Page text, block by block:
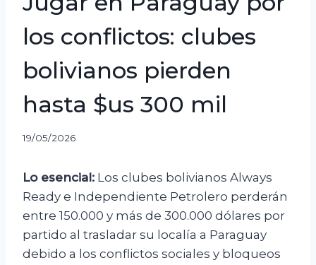
los conflictos: clubes
bolivianos pierden
hasta $us 300 mil
19/05/2026
Lo esencial: Los clubes bolivianos Always
Ready e Independiente Petrolero perderán
entre 150.000 y más de 300.000 dólares por
partido al trasladar su localía a Paraguay
debido a los conflictos sociales y bloqueos